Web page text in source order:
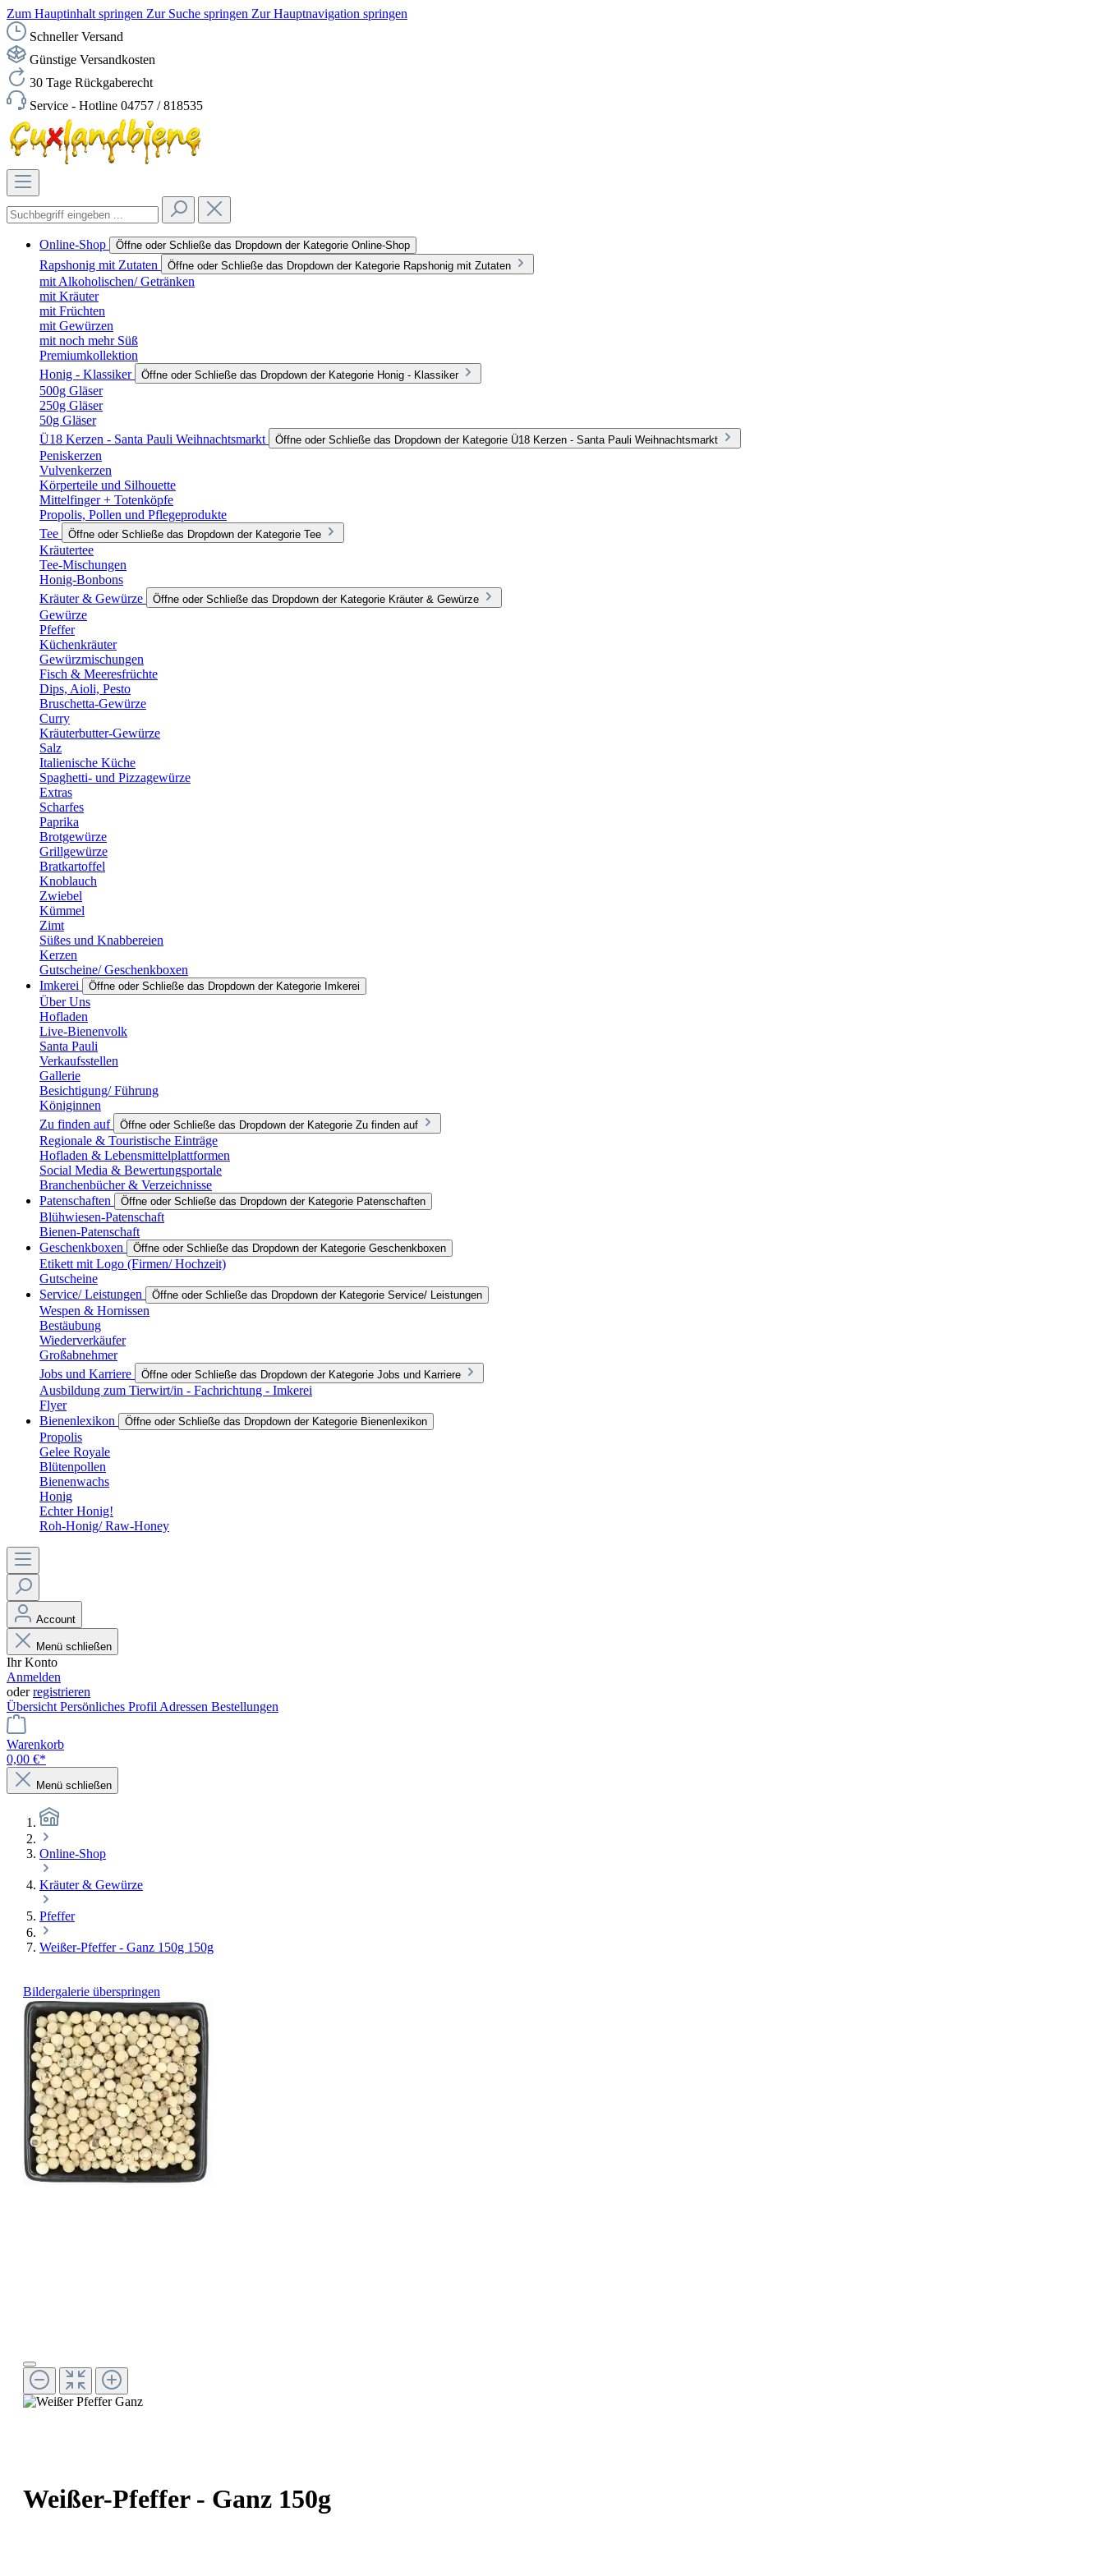
Zum Hauptinhalt springen Zur Suche springen Zur Hauptnavigation springen
Schneller Versand
Günstige Versandkosten
30 Tage Rückgaberecht
Service - Hotline 04757 / 818535
Online-Shop Öffne oder Schließe das Dropdown der Kategorie Online-Shop
Rapshonig mit Zutaten Öffne oder Schließe das Dropdown der Kategorie Rapshonig mit Zutaten
mit Alkoholischen/ Getränken
mit Kräuter
mit Früchten
mit Gewürzen
mit noch mehr Süß
Premiumkollektion
Honig - Klassiker
Öffne oder Schließe das Dropdown der Kategorie Honig - Klassiker
500g Gläser
250g Gläser
50g Gläser
Ü18 Kerzen - Santa Pauli Weihnachtsmarkt
Öffne oder Schließe das Dropdown der Kategorie Ü18 Kerzen - Santa Pauli Weihnachtsmarkt
Peniskerzen
Vulvenkerzen
Körperteile und Silhouette
Mittelfinger + Totenköpfe
Propolis, Pollen und Pflegeprodukte
Tee
Öffne oder Schließe das Dropdown der Kategorie Tee
Kräutertee
Tee-Mischungen
Honig-Bonbons
Kräuter & Gewürze
Öffne oder Schließe das Dropdown der Kategorie Kräuter & Gewürze
Gewürze
Pfeffer
Küchenkräuter
Gewürzmischungen
Fisch & Meeresfrüchte
Dips, Aioli, Pesto
Bruschetta-Gewürze
Curry
Kräuterbutter-Gewürze
Salz
Italienische Küche
Spaghetti- und Pizzagewürze
Extras
Scharfes
Paprika
Brotgewürze
Grillgewürze
Bratkartoffel
Knoblauch
Zwiebel
Kümmel
Zimt
Süßes und Knabbereien
Kerzen
Gutscheine/ Geschenkboxen
Imkerei
Öffne oder Schließe das Dropdown der Kategorie Imkerei
Über Uns
Hofladen
Live-Bienenvolk
Santa Pauli
Verkaufsstellen
Gallerie
Besichtigung/ Führung
Königinnen
Zu finden auf
Öffne oder Schließe das Dropdown der Kategorie Zu finden auf
Regionale & Touristische Einträge
Hofladen & Lebensmittelplattformen
Social Media & Bewertungsportale
Branchenbücher & Verzeichnisse
Patenschaften
Öffne oder Schließe das Dropdown der Kategorie Patenschaften
Blühwiesen-Patenschaft
Bienen-Patenschaft
Geschenkboxen
Öffne oder Schließe das Dropdown der Kategorie Geschenkboxen
Etikett mit Logo (Firmen/ Hochzeit)
Gutscheine
Service/ Leistungen
Öffne oder Schließe das Dropdown der Kategorie Service/ Leistungen
Wespen & Hornissen
Bestäubung
Wiederverkäufer
Großabnehmer
Jobs und Karriere
Öffne oder Schließe das Dropdown der Kategorie Jobs und Karriere
Ausbildung zum Tierwirt/in - Fachrichtung - Imkerei
Flyer
Bienenlexikon
Öffne oder Schließe das Dropdown der Kategorie Bienenlexikon
Propolis
Gelee Royale
Blütenpollen
Bienenwachs
Honig
Echter Honig!
Roh-Honig/ Raw-Honey
Account
Menü schließen
Ihr Konto
Anmelden
oderregistrieren
Übersicht Persönliches Profil Adressen Bestellungen
Warenkorb
0,00 €*
Menü schließen
Online-Shop
Kräuter & Gewürze
Pfeffer
Weißer-Pfeffer - Ganz 150g 150g
Bildergalerie überspringen
Weißer-Pfeffer - Ganz 150g